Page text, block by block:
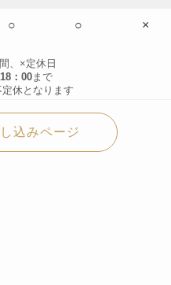
○ ○ ×
、×定休日
：00まで
休となります
込みページ